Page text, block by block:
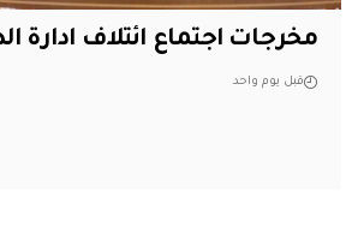
مخرجات اجتماع ائتلاف ادارة
قبل يوم واحد